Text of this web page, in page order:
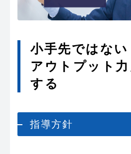
小手先ではな
アウトプット
する
指導方針